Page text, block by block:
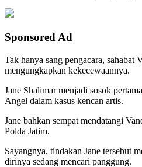
Sponsored Ad
Tak hanya sang pengacara, sahabat
mengungkapkan kekecewaannya.
Jane Shalimar menjadi sosok
Angel dalam kasus kencan artis.
Jane bahkan sempat mendatangi
Polda Jatim.
Sayangnya, tindakan Jane tersebut
dirinya sedang mencari panggung.